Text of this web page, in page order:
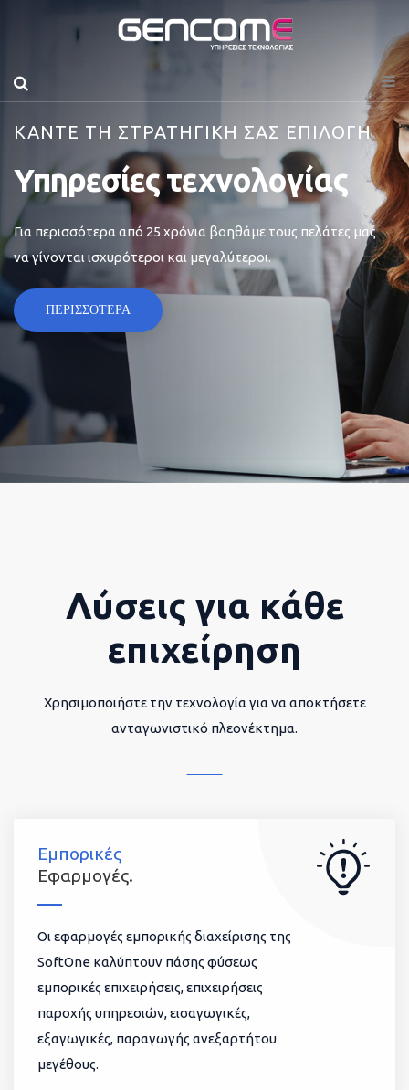
ΚΑΝΤΕ ΤΗ ΣΤΡΑΤΗΓΙΚΗ ΣΑΣ ΕΠΙΛΟΓΗ
Υπηρεσίες τεχνολογίας
Για περισσότερα από 25 χρόνια βοηθάμε τους πελάτες μας
να γίνονται ισχυρότεροι και μεγαλύτεροι.
ΠΕΡΙΣΣΟΤΕΡΑ
Λύσεις για κάθε
επιχείρηση
Χρησιμοποιήστε την τεχνολογία για να αποκτήσετε
ανταγωνιστικό πλεονέκτημα.
Εμπορικές
Εφαρμογές.
Οι εφαρμογές εμπορικής διαχείρισης της
SoftOne καλύπτουν πάσης φύσεως
εμπορικές επιχειρήσεις, επιχειρήσεις
παροχής υπηρεσιών, εισαγωγικές,
εξαγωγικές, παραγωγής ανεξαρτήτου
μεγέθους.